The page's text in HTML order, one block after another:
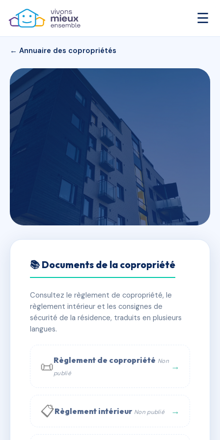
☰
← Annuaire des copropriétés
SDC LES VILLAS SAQUEDES
✓ Immatriculée 🏠 36 lots 🏗 1 bâtiment(s)
📞 Contacter Syndic Digital
📚 Documents de la copropriété
Consultez le règlement de copropriété, le
règlement intérieur et les consignes de
sécurité de la résidence, traduits en plusieurs
langues.
📜Règlement de copropriété Non
publié
→
📋Règlement intérieur Non publié →